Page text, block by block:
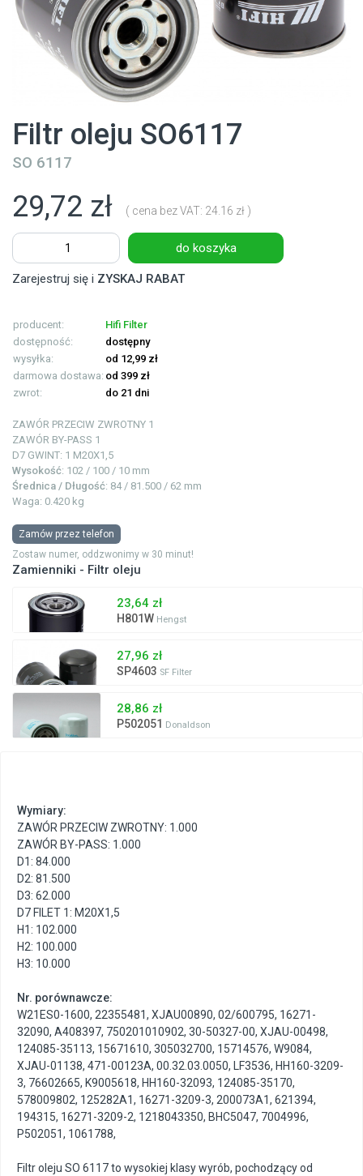
Filtr oleju SO6117
SO 6117
29,72 zł ( cena bez VAT: 24.16 zł )
do koszyka
Zarejestruj się i ZYSKAJ RABAT
producent:
Hifi Filter
dostępność:
dostępny
wysyłka:
od 12,99 zł
darmowa dostawa: od 399 zł
zwrot:
do 21 dni
ZAWÓR PRZECIW ZWROTNY 1
ZAWÓR BY-PASS 1
D7 GWINT: 1 M20X1,5
Wysokość: 102 / 100 / 10 mm
Średnica / Długość: 84 / 81.500 / 62 mm
Waga: 0.420 kg
Zamów przez telefon
Zostaw numer, oddzwonimy w 30 minut!
Zamienniki - Filtr oleju
23,64 zł
H801W Hengst
27,96 zł
SP4603 SF Filter
28,86 zł
P502051 Donaldson
Wymiary:
ZAWÓR PRZECIW ZWROTNY: 1.000
ZAWÓR BY-PASS: 1.000
D1: 84.000
D2: 81.500
D3: 62.000
D7 FILET 1: M20X1,5
H1: 102.000
H2: 100.000
H3: 10.000
Nr. porównawcze:
W21ES0-1600, 22355481, XJAU00890, 02/600795, 16271-
32090, A408397, 750201010902, 30-50327-00, XJAU-00498,
124085-35113, 15671610, 305032700, 15714576, W9084,
XJAU-01138, 471-00123A, 00.32.03.0050, LF3536, HH160-3209-
3, 76602665, K9005618, HH160-32093, 124085-35170,
578009802, 125282A1, 16271-3209-3, 200073A1, 621394,
194315, 16271-3209-2, 1218043350, BHC5047, 7004996,
P502051, 1061788,
Filtr oleju SO 6117 to wysokiej klasy wyrób, pochodzący od